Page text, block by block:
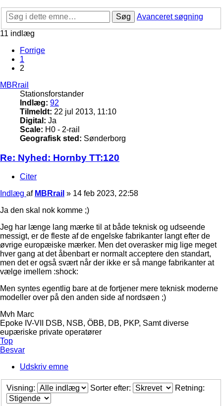
Søg
Avanceret søgning
11 indlæg
Forrige
1
2
MBRrail
Stationsforstander
Indlæg: 92
Tilmeldt: 22 jul 2013, 11:10
Digital: Ja
Scale: H0 - 2-rail
Geografisk sted: Sønderborg
Re: Nyhed: Hornby TT:120
Citer
Indlæg af MBRrail » 14 feb 2023, 22:58
Ja den skal nok komme ;)
Jeg har længe lang mærke til at både teknisk og udseende
messigt, er de fleste af de engelske fabrikanter langt efter de
øvrige europæiske mærker. Men det overasker mig lige meget
hver gang at det åbenbart er normalt acceptere den standart,
men det er også svært når der ikke er så mange fabrikanter at
vælge imellem :shock:
Men syntes egentlig bare at de fortjener mere teknisk moderne
modeller over på den anden side af nordsøen ;)
Mvh Marc
Epoke IV-VII DSB, NSB, ÖBB, DB, PKP, Samt diverse
eupæriske private operatører
Top
Besvar
Udskriv emne
Visning: Sorter efter: Retning: